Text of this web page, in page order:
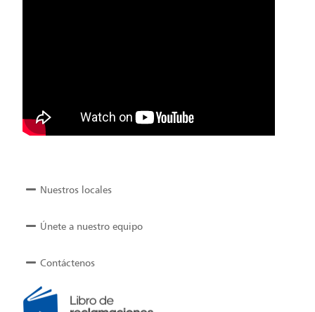
Nuestros locales
Únete a nuestro equipo
Contáctenos